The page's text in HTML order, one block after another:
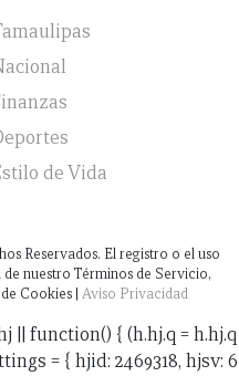
de Vida
Reservados. El registro o el uso
nuestro Términos de Servicio,
Cookies | Aviso Privacidad
|| function() { (h.hj.q = h.hj.q
= { hjid: 2469318, hjsv: 6